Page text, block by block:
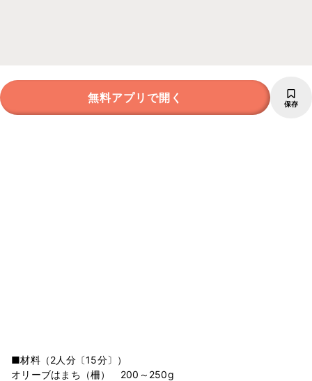
無料アプリで開く 保存
■材料（2人分〔15分〕）
オリーブはまち（柵） 200～250g